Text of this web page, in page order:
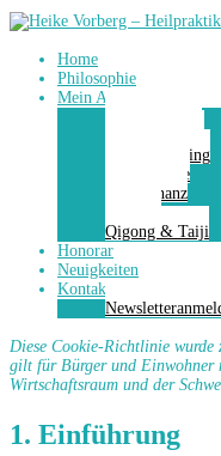
Home
Philosophie
Mein Angebot
Hypnocoaching
Kinesiologie
Bioresonanz
Qigong & Taiji
Honorar
Neuigkeiten
Kontakt
Diese Cookie-Richtlinie
gilt für Bürger und Einwohner
Wirtschaftsraum und der
1. Einführung